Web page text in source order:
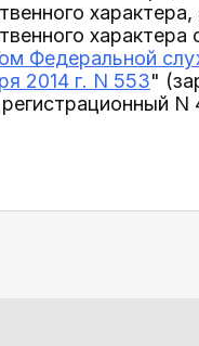
характера
Федеральной
2014 г. N 553"
N